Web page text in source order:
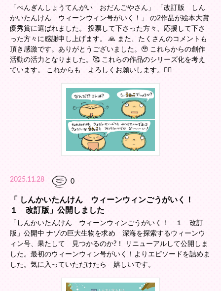
「ぺんぎんしょうてんがい おだんごやさん」 「改訂版 しん
かいたんけん ウィーンウィン号がいく！」 の2作品が絵本大賞
優秀賞に選ばれました。 投票して下さった方々、応援して下さ
った方々に感謝申し上げます。 🙏 また、たくさんのコメントも
頂き感激です。ありがとうございました。🥹 これらからの創作
活動の活力となりました。🥰 これらの作品のシリーズ化を考え
ています。 これからも よろしくお願いします。🙇‍♀️
2025.11.28 0
「 しんかいたんけん ウィーンウィンごうがいく！
１ 改訂版」公開しました
「しんかいたんけん ウィーンウィンごうがいく！ １ 改訂
版」公開中 ナゾの巨大生物を求め 深海を探索するウィーンウ
ィン号、果たして 見つかるのか?！ リニューアルして公開しま
した。最初のウィーンウィン号がいく！よりエピソードを詰めま
した。気に入っていただけたら 嬉しいです。